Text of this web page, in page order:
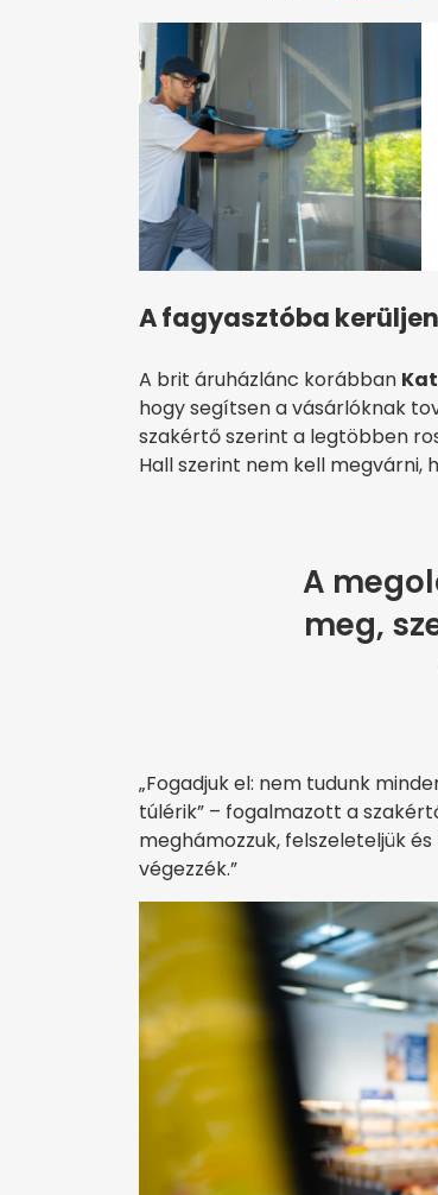
A fagyasztóba
A brit áruházlánc korábban
hogy segítsen a vásárlóknak
szakértő szerint a legtöbben
Hall szerint nem kell megvárni,
A
meg,
„Fogadjuk el: nem tudunk
túlérik” – fogalmazott a
meghámozzuk, felszeleteljük
végezzék.”